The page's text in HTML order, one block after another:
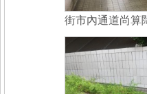
街市內通道尚算